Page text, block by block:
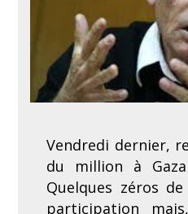
Vendredi dernier,
du million à
Quelques zéros
participation